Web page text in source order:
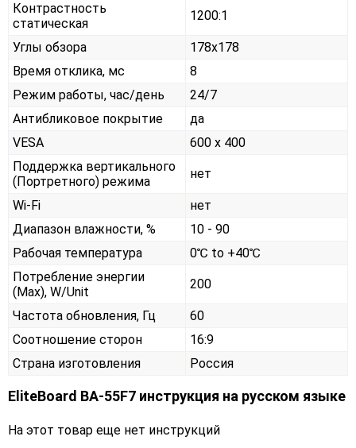
Контрастность
статическая
1200:1
Углы обзора
178x178
Время отклика, мс
8
Режим работы, час/день
24/7
Антибликовое покрытие
да
VESA
600 x 400
Поддержка вертикального
(Портретного) режима
нет
Wi-Fi
нет
Диапазон влажности, %
10 - 90
Рабочая температура
0℃ to +40℃
Потребление энергии
(Max), W/Unit
200
Частота обновления, Гц
60
Соотношение сторон
16:9
Страна изготовления
Россия
EliteBoard BA-55F7 инструкция на русском языке
На этот товар еще нет инструкций